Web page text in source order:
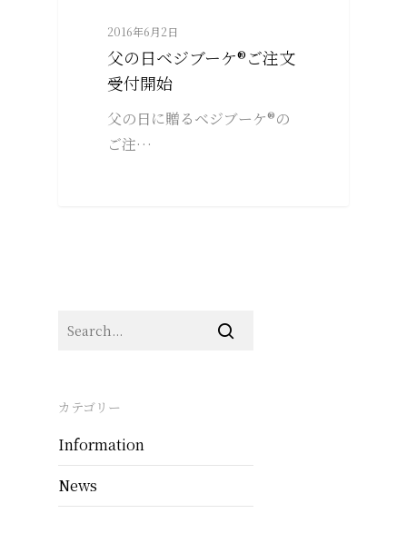
2016年6月2日
父の日ベジブーケ®ご注文
受付開始
父の日に贈るベジブーケ®の
ご注…
カテゴリー
Information
News